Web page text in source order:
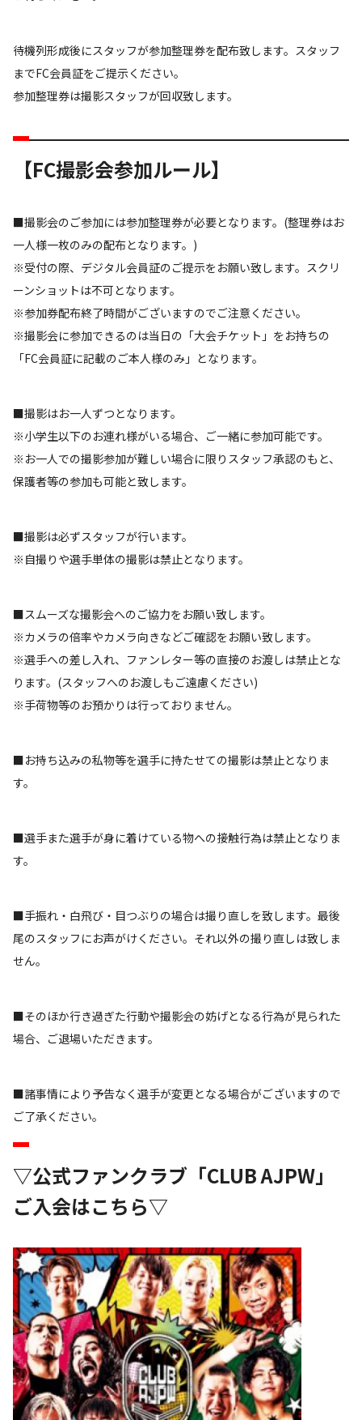
待機列形成後にスタッフが参加整理券を配布致します。スタッフ
までFC会員証をご提示ください。
参加整理券は撮影スタッフが回収致します。
【FC撮影会参加ルール】
■撮影会のご参加には参加整理券が必要となります。(整理券はお
一人様一枚のみの配布となります。)
※受付の際、デジタル会員証のご提示をお願い致します。スクリ
ーンショットは不可となります。
※参加券配布終了時間がございますのでご注意ください。
※撮影会に参加できるのは当日の「大会チケット」をお持ちの
「FC会員証に記載のご本人様のみ」となります。
■撮影はお一人ずつとなります。
※小学生以下のお連れ様がいる場合、ご一緒に参加可能です。
※お一人での撮影参加が難しい場合に限りスタッフ承認のもと、
保護者等の参加も可能と致します。
■撮影は必ずスタッフが行います。
※自撮りや選手単体の撮影は禁止となります。
■スムーズな撮影会へのご協力をお願い致します。
※カメラの倍率やカメラ向きなどご確認をお願い致します。
※選手への差し入れ、ファンレター等の直接のお渡しは禁止とな
ります。(スタッフへのお渡しもご遠慮ください)
※手荷物等のお預かりは行っておりません。
■お持ち込みの私物等を選手に持たせての撮影は禁止となりま
す。
■選手また選手が身に着けている物への接触行為は禁止となりま
す。
■手振れ・白飛び・目つぶりの場合は撮り直しを致します。最後
尾のスタッフにお声がけください。それ以外の撮り直しは致しま
せん。
■そのほか行き過ぎた行動や撮影会の妨げとなる行為が見られた
場合、ご退場いただきます。
■諸事情により予告なく選手が変更となる場合がございますので
ご了承ください。
▽公式ファンクラブ「CLUB AJPW」
ご入会はこちら▽